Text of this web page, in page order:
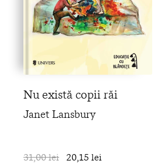
Nu există copii răi
Janet Lansbury
31,00 lei 20,15 lei